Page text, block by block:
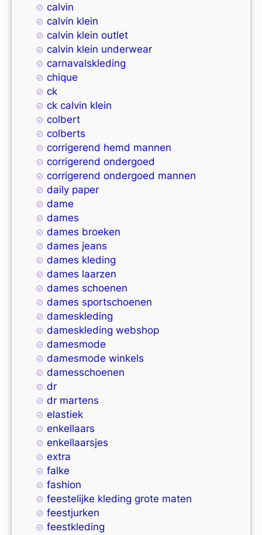
calvin
calvin klein
calvin klein outlet
calvin klein underwear
carnavalskleding
chique
ck
ck calvin klein
colbert
colberts
corrigerend hemd mannen
corrigerend ondergoed
corrigerend ondergoed mannen
daily paper
dame
dames
dames broeken
dames jeans
dames kleding
dames laarzen
dames schoenen
dames sportschoenen
dameskleding
dameskleding webshop
damesmode
damesmode winkels
damesschoenen
dr
dr martens
elastiek
enkellaars
enkellaarsjes
extra
falke
fashion
feestelijke kleding grote maten
feestjurken
feestkleding